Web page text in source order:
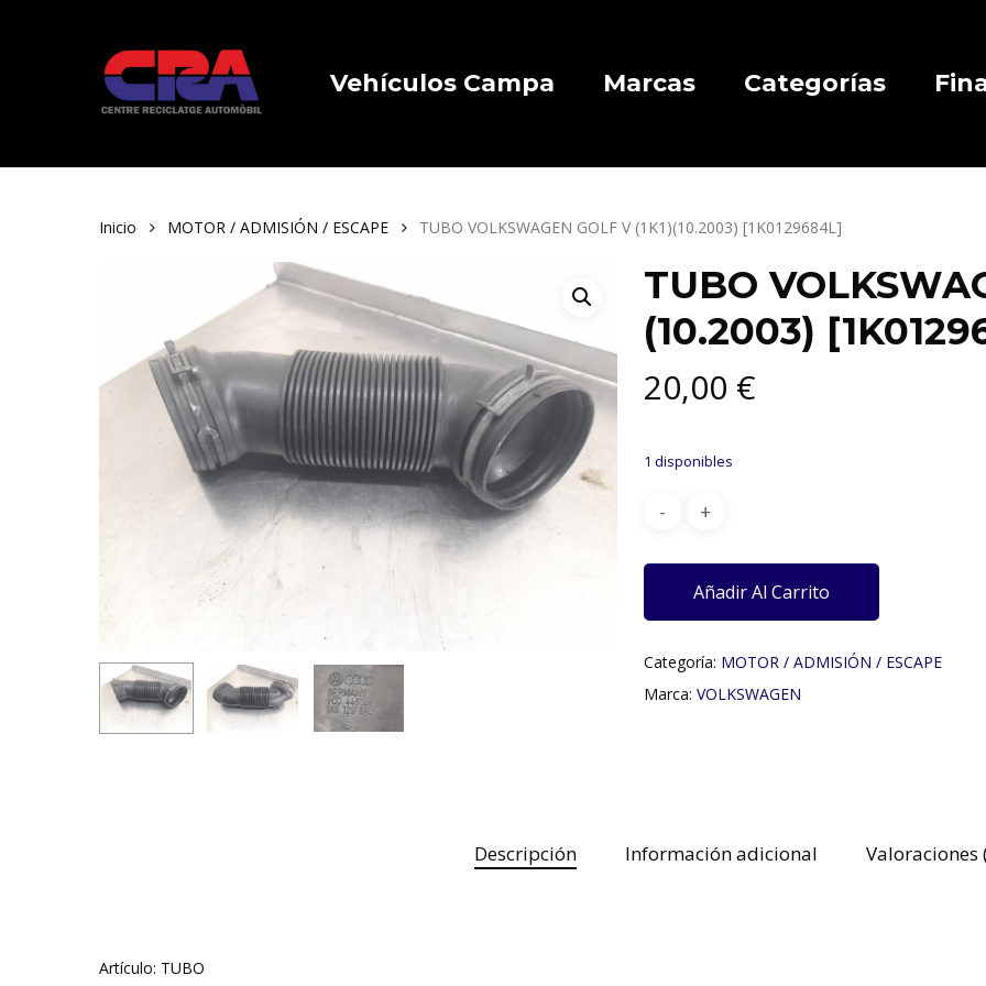
Vehículos Campa Marcas Categorías
Inicio MOTOR / ADMISIÓN / ESCAPE TUBO VOLKSWAGEN GOLF V (1K1)(10.2003) [1K0129684L]
TUBO
(10.2003)
20,00 €
1 disponibles
Añadir Al Carrito
Categoría: MOTOR / ADMISIÓN / ESCAPE
Marca: VOLKSWAGEN
Descripción Información adicional Valoraciones
Artículo: TUBO